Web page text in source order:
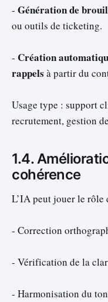
- Génération de
ou outils de ticketing.
- Création
rappels à partir du
Usage type : support
recrutement, gestion
1.4.
cohérence
L’IA peut jouer le rôle
- Correction
- Vérification de la
- Harmonisation du